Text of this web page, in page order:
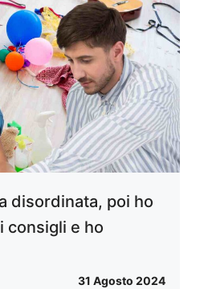
disordinata, poi ho
consigli e ho
31 Agosto 2024